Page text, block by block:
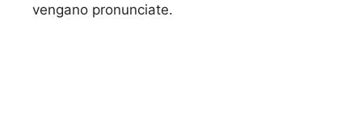
vengano pronunciate.